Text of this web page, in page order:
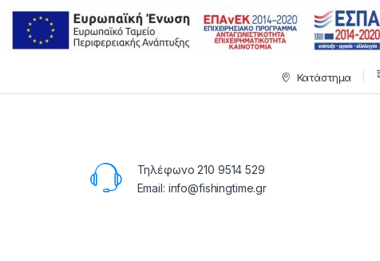
Κατάστημα
Τηλέφωνο 210 9514 529
Email: info@fishingtime.gr